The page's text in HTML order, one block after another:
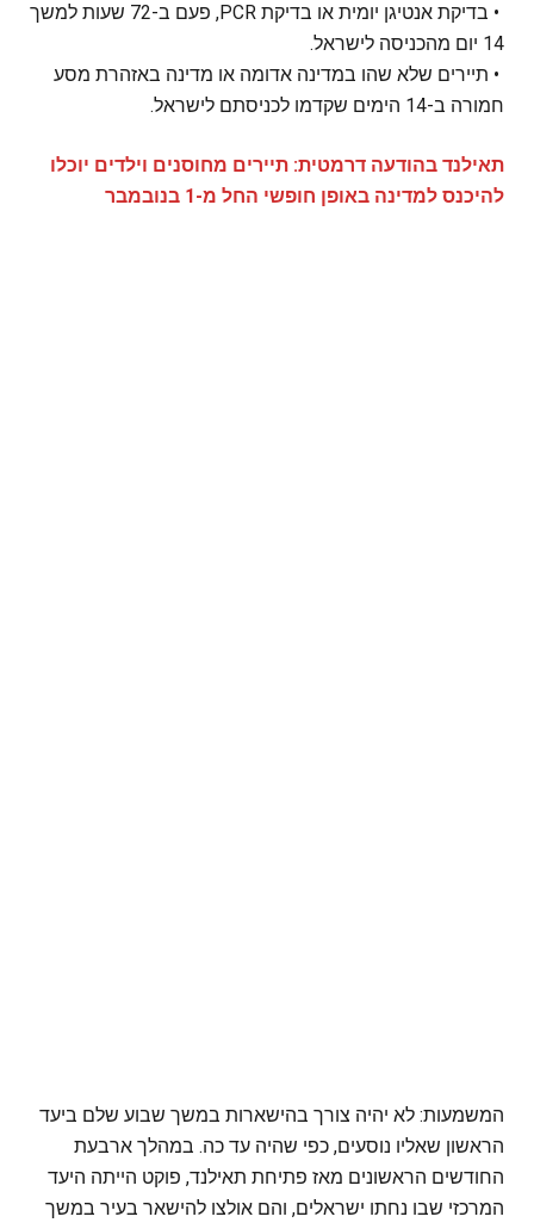
• בדיקת אנטיגן יומית או בדיקת PCR, פעם ב-72 שעות למשך
14 יום מהכניסה לישראל.
• תיירים שלא שהו במדינה אדומה או מדינה באזהרת מסע
חמורה ב-14 הימים שקדמו לכניסתם לישראל.
תאילנד בהודעה דרמטית: תיירים מחוסנים וילדים יוכלו
להיכנס למדינה באופן חופשי החל מ-1 בנובמבר
המשמעות: לא יהיה צורך בהישארות במשך שבוע שלם ביעד
הראשון שאליו נוסעים, כפי שהיה עד כה. במהלך ארבעת
החודשים הראשונים מאז פתיחת תאילנד, פוקט הייתה היעד
המרכזי שבו נחתו ישראלים, והם אולצו להישאר בעיר במשך